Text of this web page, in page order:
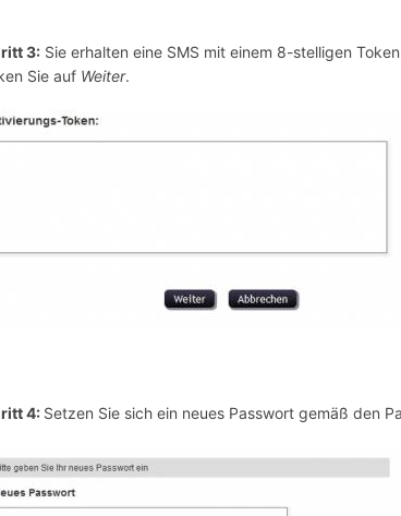
3: Sie erhalten eine SMS mit einem 8-stelligen
Sie auf Weiter.
4: Setzen Sie sich ein neues Passwort gemäß den